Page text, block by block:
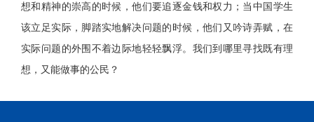
想和精神的崇高的时候，他们要追逐金钱和权力；当中国学生
该立足实际，脚踏实地解决问题的时候，他们又吟诗弄赋，在
实际问题的外围不着边际地轻轻飘浮。我们到哪里寻找既有理
想，又能做事的公民？